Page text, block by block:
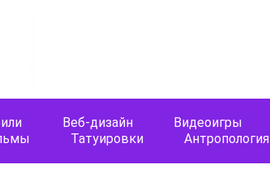
Веб-дизайн Видеоигры
Татуировки Антропология